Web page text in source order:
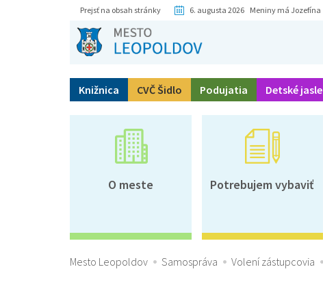
Prejsť na obsah stránky 6. augusta 2026 Meniny má Jozefína
Knižnica CVČ Šidlo Podujatia Detské jasle
O meste Potrebujem vybaviť
Mesto Leopoldov Samospráva Volení zástupcovia